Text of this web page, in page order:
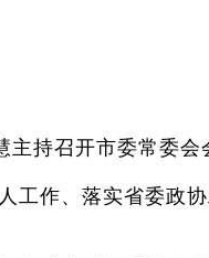
主持召开市委常委
工作、落实省委政